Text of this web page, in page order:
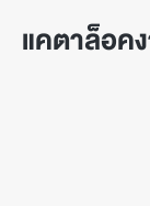
แคตาล็อค